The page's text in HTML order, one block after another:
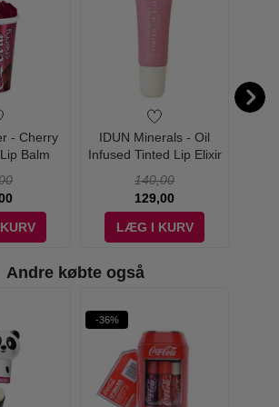
- Cherry
Balm
IDUN Minerals - Oil
Infused Tinted Lip Elixir
140,00
129,00
LÆG I KURV
Andre købte også
-36%